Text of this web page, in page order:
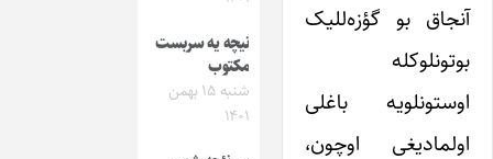
آنجاق بو گؤزه‌للیک
بوتونلوکله
اوستونلویه باغلی
اولمادیغی اوچون،
نیچه یه سربست
مکتوب
شنبه ۱۵ بهمن
۱۴۰۱